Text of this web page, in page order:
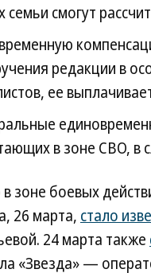
семьи смогут
редакции в
ее
в зоне СВО, в
зоне боевых
26 марта, стало
24 марта также
«Звезда» —